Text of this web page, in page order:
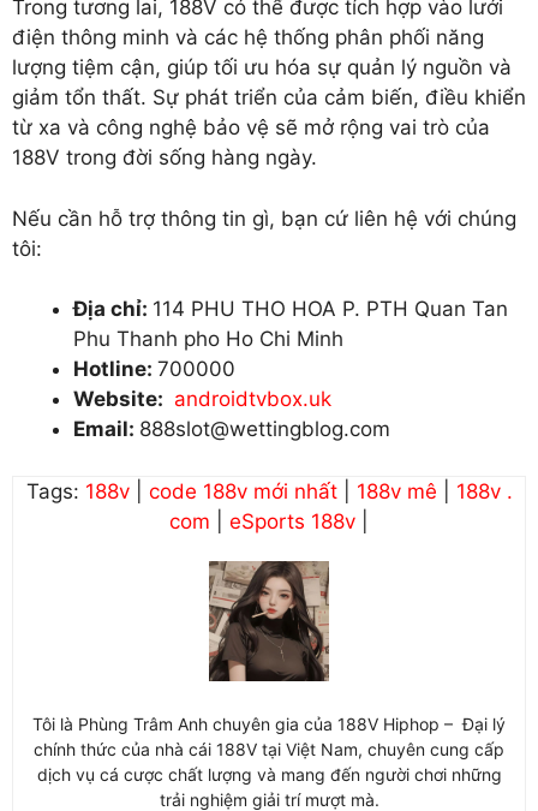
Trong tương lai, 188V có thể được tích hợp vào lưới
điện thông minh và các hệ thống phân phối năng
lượng tiệm cận, giúp tối ưu hóa sự quản lý nguồn và
giảm tổn thất. Sự phát triển của cảm biến, điều khiển
từ xa và công nghệ bảo vệ sẽ mở rộng vai trò của
188V trong đời sống hàng ngày.
Nếu cần hỗ trợ thông tin gì, bạn cứ liên hệ với chúng
tôi:
Địa chỉ: 114 PHU THO HOA P. PTH Quan Tan
Phu Thanh pho Ho Chi Minh
Hotline: 700000
Website: androidtvbox.uk
Email: 888slot@wettingblog.com
Tags: 188v| code 188v mới nhất| 188v mê
188v .
com
eSports 188v
Tôi là Phùng Trâm Anh chuyên gia của 188V Hiphop – Đại lý
chính thức của nhà cái 188V tại Việt Nam, chuyên cung cấp
dịch vụ cá cược chất lượng và mang đến người chơi những
trải nghiệm giải trí mượt mà.